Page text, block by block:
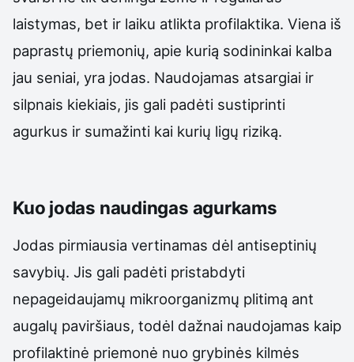
laistymas, bet ir laiku atlikta profilaktika. Viena iš
paprastų priemonių, apie kurią sodininkai kalba
jau seniai, yra jodas. Naudojamas atsargiai ir
silpnais kiekiais, jis gali padėti sustiprinti
agurkus ir sumažinti kai kurių ligų riziką.
Kuo jodas naudingas agurkams
Jodas pirmiausia vertinamas dėl antiseptinių
savybių. Jis gali padėti pristabdyti
nepageidaujamų mikroorganizmų plitimą ant
augalų paviršiaus, todėl dažnai naudojamas kaip
profilaktinė priemonė nuo grybinės kilmės